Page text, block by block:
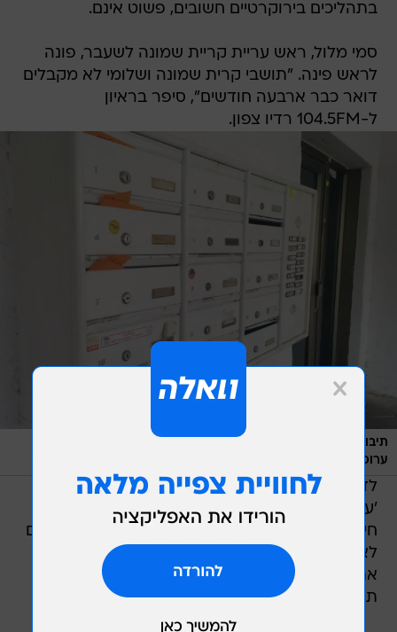
בתהליכים בירוקרטיים חשובים, פשוט אינם.
סמי מלול, ראש עריית קריית שמונה לשעבר, פונה
לראש פינה. "תושבי קרית שמונה ושלומי לא מקבלים
דואר כבר ארבעה חודשים", סיפר בראיון
ל-104.5FM רדיו צפון.
תיבות דואר. "לא מקבל חידושי רישיון, לא מסמכים רפואיים, הם לא
ערוכים ואנחנו מנותקים"
לדברי מלול, "אין דואר, לא מחלקים דואר, גם שירות
'עקוב אחרי', לכאורה, לא פועל. אתה לא מקבל
חידושי רישיון, לא מסמכים רפואיים, אתה מנותק. הם
לא ערוכים. שאלתי מה קורה עם זה, אפילו הפניתי
את העניין לשר התקשורת. אם היית יודעת איזה
תשובות מטופשות אני מקבל.